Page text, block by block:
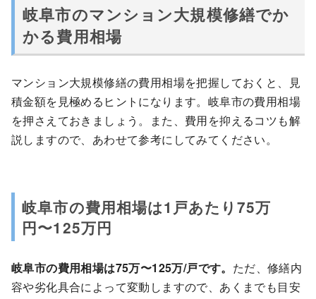
岐阜市のマンション大規模修繕でか
かる費用相場
マンション大規模修繕の費用相場を把握しておくと、見
積金額を見極めるヒントになります。岐阜市の費用相場
を押さえておきましょう。また、費用を抑えるコツも解
説しますので、あわせて参考にしてみてください。
岐阜市の費用相場は1戸あたり75万
円〜125万円
岐阜市の費用相場は75万〜125万/戸です。 ただ、修繕内
容や劣化具合によって変動しますので、あくまでも目安